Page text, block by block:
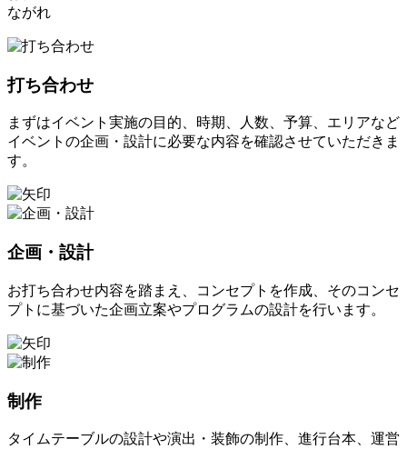
ながれ
打ち合わせ
まずはイベント実施の目的、時期、人数、予算、エリアなど
イベントの企画・設計に必要な内容を確認させていただきま
す。
企画・設計
お打ち合わせ内容を踏まえ、コンセプトを作成、そのコンセ
プトに基づいた企画立案やプログラムの設計を行います。
制作
タイムテーブルの設計や演出・装飾の制作、進行台本、運営